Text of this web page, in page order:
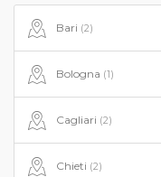
Bari (2)
Bologna (1)
Cagliari (2)
Chieti (2)